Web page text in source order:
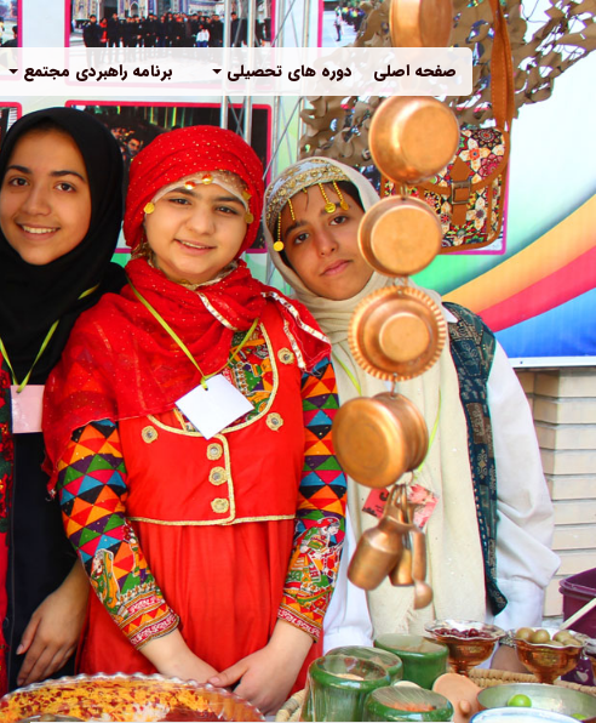
صفحه اصلی دوره های تحصیلی برنامه راهبردی مجتمع